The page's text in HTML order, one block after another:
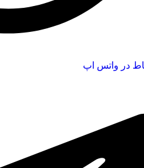
در واتس اپ